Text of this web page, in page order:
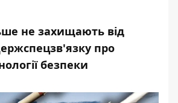
не захищають від
про
безпеки